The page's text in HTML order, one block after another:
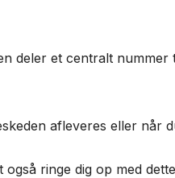
deler et centralt nummer
afleveres eller når
ringe dig op med dette